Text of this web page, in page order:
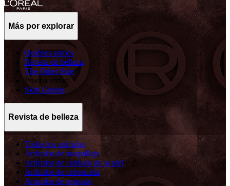
Más por explorar
Quiénes somos
Revista de belleza
The Other Side
Prueba virtual
Skin Genius
Revista de belleza
Todos los artículos
Artículos de maquillaje
Artículos de cuidado de la piel
Artículos de coloración
Artículos de peinado